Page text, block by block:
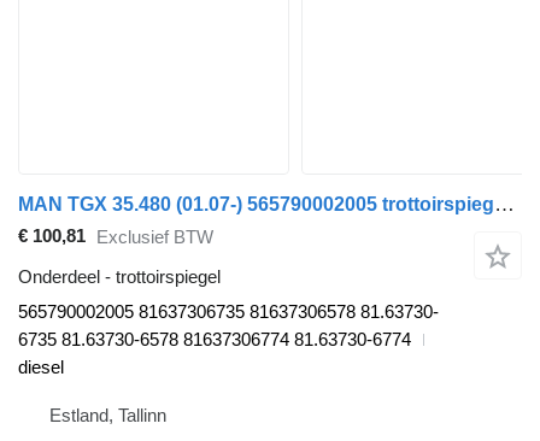
MAN TGX 35.480 (01.07-) 565790002005 trottoirspiegel voor MAN TGL, TGM, TGS, TGX (2005-2021) trekker
€ 100,81
Exclusief BTW
Onderdeel - trottoirspiegel
565790002005 81637306735 81637306578 81.63730-
6735 81.63730-6578 81637306774 81.63730-6774
diesel
Estland, Tallinn